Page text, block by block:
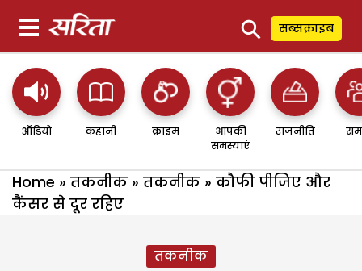
⚲ सब्सक्राइब
ऑडियो कहानी क्राइम
आपकी
समस्याएं
राजनीति
Home » तकनीक » तकनीक » कौफी पीजिए और
कैंसर से दूर रहिए
तकनीक